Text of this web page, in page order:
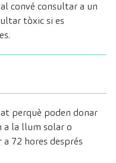
convé consultar a un
tòxic si es
perquè poden donar
a la llum solar o
72 hores després